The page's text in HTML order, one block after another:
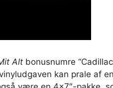
Alt bonusnumre
kan prale af